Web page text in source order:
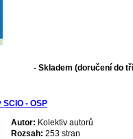
- Skladem (doručení do
- OSP
Autor: Kolektiv autorů
Rozsah: 253 stran